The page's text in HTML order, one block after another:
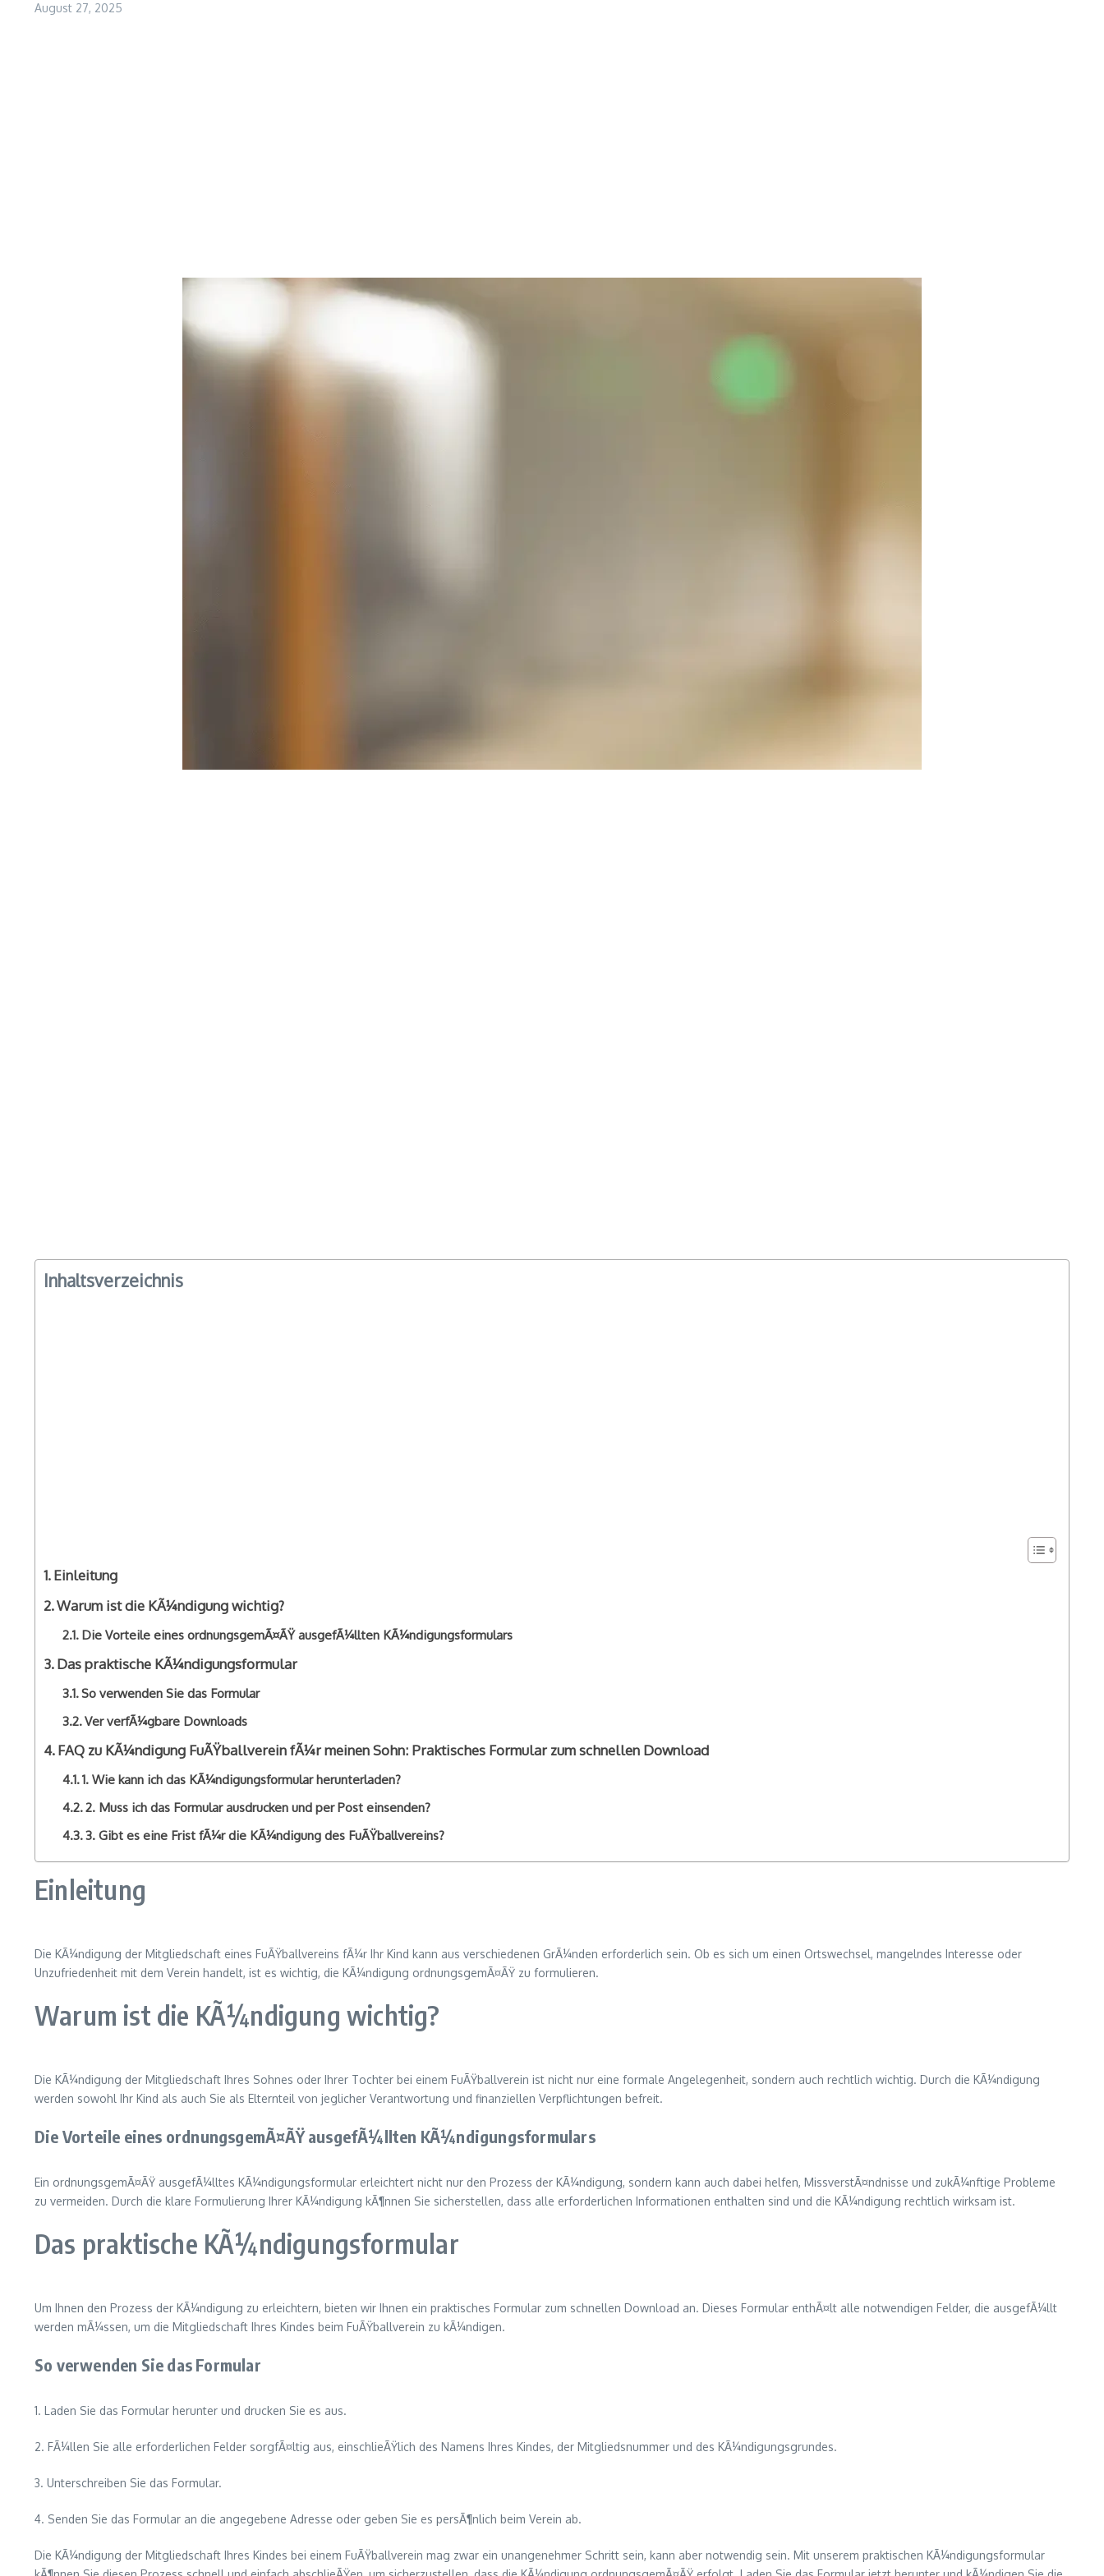
August 27, 2025
Inhaltsverzeichnis
Einleitung
Warum ist die KÃ¼ndigung wichtig?
Die Vorteile eines ordnungsgemÃ¤ÃŸ ausgefÃ¼llten KÃ¼ndigungsformulars
Das praktische KÃ¼ndigungsformular
So verwenden Sie das Formular
Ver verfÃ¼gbare Downloads
FAQ zu KÃ¼ndigung FuÃŸballverein fÃ¼r meinen Sohn: Praktisches Formular zum schnellen Download
1. Wie kann ich das KÃ¼ndigungsformular herunterladen?
2. Muss ich das Formular ausdrucken und per Post einsenden?
3. Gibt es eine Frist fÃ¼r die KÃ¼ndigung des FuÃŸballvereins?
Einleitung
Die KÃ¼ndigung der Mitgliedschaft eines FuÃŸballvereins fÃ¼r Ihr Kind kann aus verschiedenen GrÃ¼nden erforderlich sein. Ob es sich um einen Ortswechsel, mangelndes Interesse oder
Unzufriedenheit mit dem Verein handelt, ist es wichtig, die KÃ¼ndigung ordnungsgemÃ¤ÃŸ zu formulieren.
Warum ist die KÃ¼ndigung wichtig?
Die KÃ¼ndigung der Mitgliedschaft Ihres Sohnes oder Ihrer Tochter bei einem FuÃŸballverein ist nicht nur eine formale Angelegenheit, sondern auch rechtlich wichtig. Durch die KÃ¼ndigung
werden sowohl Ihr Kind als auch Sie als Elternteil von jeglicher Verantwortung und finanziellen Verpflichtungen befreit.
Die Vorteile eines ordnungsgemÃ¤ÃŸ ausgefÃ¼llten KÃ¼ndigungsformulars
Ein ordnungsgemÃ¤ÃŸ ausgefÃ¼lltes KÃ¼ndigungsformular erleichtert nicht nur den Prozess der KÃ¼ndigung, sondern kann auch dabei helfen, MissverstÃ¤ndnisse und zukÃ¼nftige Probleme
zu vermeiden. Durch die klare Formulierung Ihrer KÃ¼ndigung kÃ¶nnen Sie sicherstellen, dass alle erforderlichen Informationen enthalten sind und die KÃ¼ndigung rechtlich wirksam ist.
Das praktische KÃ¼ndigungsformular
Um Ihnen den Prozess der KÃ¼ndigung zu erleichtern, bieten wir Ihnen ein praktisches Formular zum schnellen Download an. Dieses Formular enthÃ¤lt alle notwendigen Felder, die ausgefÃ¼llt
werden mÃ¼ssen, um die Mitgliedschaft Ihres Kindes beim FuÃŸballverein zu kÃ¼ndigen.
So verwenden Sie das Formular
1. Laden Sie das Formular herunter und drucken Sie es aus.
2. FÃ¼llen Sie alle erforderlichen Felder sorgfÃ¤ltig aus, einschlieÃŸlich des Namens Ihres Kindes, der Mitgliedsnummer und des KÃ¼ndigungsgrundes.
3. Unterschreiben Sie das Formular.
4. Senden Sie das Formular an die angegebene Adresse oder geben Sie es persÃ¶nlich beim Verein ab.
Die KÃ¼ndigung der Mitgliedschaft Ihres Kindes bei einem FuÃŸballverein mag zwar ein unangenehmer Schritt sein, kann aber notwendig sein. Mit unserem praktischen KÃ¼ndigungsformular